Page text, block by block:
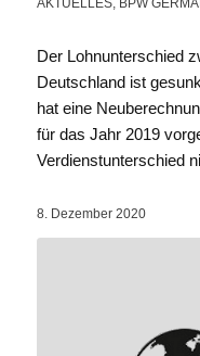
Der Lohnunterschied
Deutschland ist
hat eine
für das Jahr 2019
Verdienstunterschied
8. Dezember 2020